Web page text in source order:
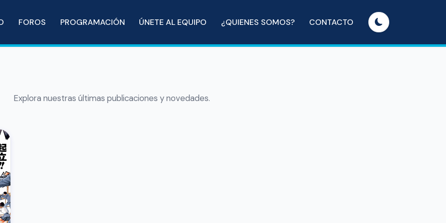
FOROS PROGRAMACIÓN ÚNETE AL EQUIPO ¿QUIENES SOMOS? CONTACTO
Explora nuestras últimas publicaciones y novedades.